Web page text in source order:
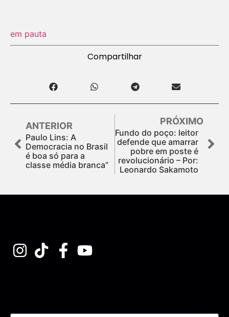
em pauta
Compartilhar
ANTERIOR
Paulo Lins: A
Democracia no Brasil
é boa só para a
classe média branca”
PRÓXIMO
Fundo do poço: leitor
defende que amarrar
pobre em poste é
revolucionário – Por:
Leonardo Sakamoto